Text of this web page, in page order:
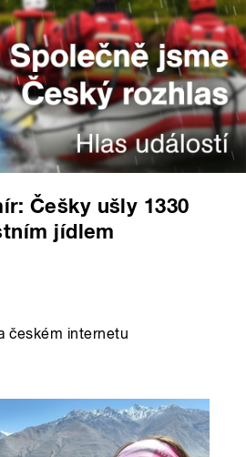
Češky ušly 1330
jídlem
českém internetu